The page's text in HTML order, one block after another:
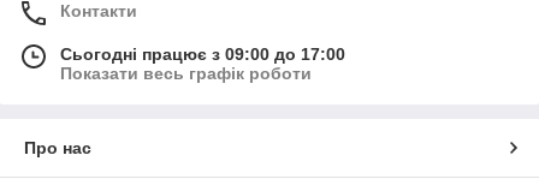
травмованих, уражених комахами або некондиційних
Сфери застосування:
Контакти
Сьогодні працює з 09:00 до 17:00
Показати весь графік роботи
Про нас